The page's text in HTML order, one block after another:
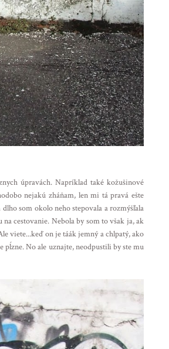
úpravách. Napríklad také kožušinové
nejakú zháňam, len mi tá pravá ešte
som okolo neho stepovala a rozmýšľala
cestovanie. Nebola by som to však ja, ak
viete...keď on je táák jemný a chlpatý, ako
pĺzne. No ale uznajte, neodpustili by ste mu